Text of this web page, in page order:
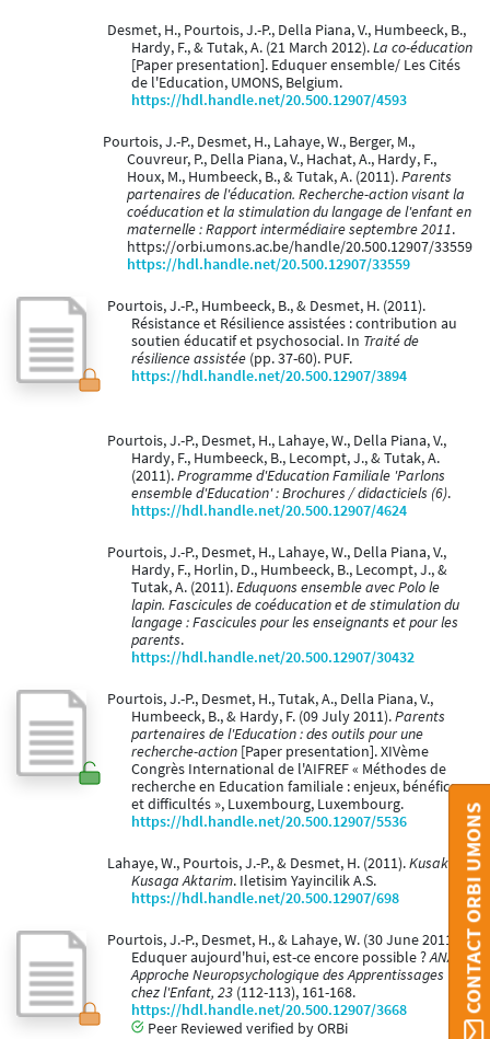
Desmet, H., Pourtois, J.-P., Della Piana, V., Humbeeck, B.,
Hardy, F., & Tutak, A. (21 March 2012).La co-éducation
[Paper presentation]. Eduquer ensemble/ Les Cités
de l'Education, UMONS, Belgium.
https://hdl.handle.net/20.500.12907/4593
Pourtois, J.-P., Desmet, H., Lahaye, W., Berger, M.,
Couvreur, P., Della Piana, V., Hachat, A., Hardy, F.,
Houx, M., Humbeeck, B., & Tutak, A. (2011).Parents
partenaires de l'éducation. Recherche-action visant la
coéducation et la stimulation du langage de l'enfant en
maternelle : Rapport intermédiaire septembre 2011.
https://orbi.umons.ac.be/handle/20.500.12907/33559
https://hdl.handle.net/20.500.12907/33559
Pourtois, J.-P., Humbeeck, B., & Desmet, H. (2011).
Résistance et Résilience assistées : contribution au
soutien éducatif et psychosocial. In Traité de
résilience assistée (pp. 37-60). PUF.
https://hdl.handle.net/20.500.12907/3894
Pourtois, J.-P., Desmet, H., Lahaye, W., Della Piana, V.,
Hardy, F., Humbeeck, B., Lecompt, J., & Tutak, A.
(2011).Programme d'Education Familiale 'Parlons
ensemble d'Education' : Brochures / didacticiels (6).
https://hdl.handle.net/20.500.12907/4624
Pourtois, J.-P., Desmet, H., Lahaye, W., Della Piana, V.,
Hardy, F., Horlin, D., Humbeeck, B., Lecompt, J., &
Tutak, A. (2011).Eduquons ensemble avec Polo le
lapin. Fascicules de coéducation et de stimulation du
langage : Fascicules pour les enseignants et pour les
parents.
https://hdl.handle.net/20.500.12907/30432
Pourtois, J.-P., Desmet, H., Tutak, A., Della Piana, V.,
Humbeeck, B., & Hardy, F. (09 July 2011).Parents
partenaires de l'Education : des outils pour une
recherche-action [Paper presentation]. XIVème
Congrès International de l'AIFREF « Méthodes de
recherche en Education familiale : enjeux, bénéfices
et difficultés », Luxembourg, Luxembourg.
https://hdl.handle.net/20.500.12907/5536
Lahaye, W., Pourtois, J.-P., & Desmet, H. (2011).Kusaktan
Kusaga Aktarim. Iletisim Yayincilik A.S.
https://hdl.handle.net/20.500.12907/698
Pourtois, J.-P., Desmet, H., & Lahaye, W. (30 June 2011).
Eduquer aujourd'hui, est-ce encore possible ?ANAE:
Approche Neuropsychologique des Apprentissages
chez l'Enfant, 23 (112-113), 161-168.
https://hdl.handle.net/20.500.12907/3668
Peer Reviewed verified by ORBi
CONTACT ORBI UMONS